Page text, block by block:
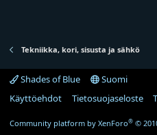
Tekniikka, kori, sisusta ja sähkö
Shades of Blue
Suomi
Käyttöehdot
Tietosuojaseloste
Community platform by XenForo® ©